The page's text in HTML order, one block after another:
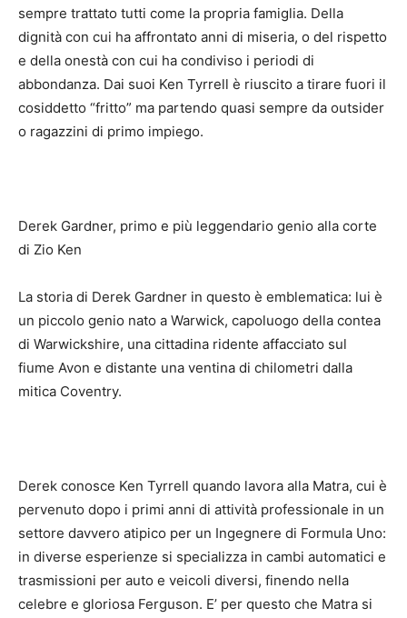
sempre trattato tutti come la propria famiglia. Della
dignità con cui ha affrontato anni di miseria, o del rispetto
e della onestà con cui ha condiviso i periodi di
abbondanza. Dai suoi Ken Tyrrell è riuscito a tirare fuori il
cosiddetto “fritto” ma partendo quasi sempre da outsider
o ragazzini di primo impiego.
Derek Gardner, primo e più leggendario genio alla corte
di Zio Ken
La storia di Derek Gardner in questo è emblematica: lui è
un piccolo genio nato a Warwick, capoluogo della contea
di Warwickshire, una cittadina ridente affacciato sul
fiume Avon e distante una ventina di chilometri dalla
mitica Coventry.
Derek conosce Ken Tyrrell quando lavora alla Matra, cui è
pervenuto dopo i primi anni di attività professionale in un
settore davvero atipico per un Ingegnere di Formula Uno:
in diverse esperienze si specializza in cambi automatici e
trasmissioni per auto e veicoli diversi, finendo nella
celebre e gloriosa Ferguson. E’ per questo che Matra si